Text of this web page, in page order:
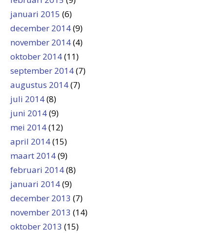
januari 2015 (6)
december 2014(9)
november 2014(4)
oktober 2014(11)
september 2014(7)
augustus 2014(7)
juli 2014(8)
juni 2014(9)
mei 2014(12)
april 2014(15)
maart 2014(9)
februari 2014(8)
januari 2014(9)
december 2013 (7)
november 2013 (14)
oktober 2013 (15)